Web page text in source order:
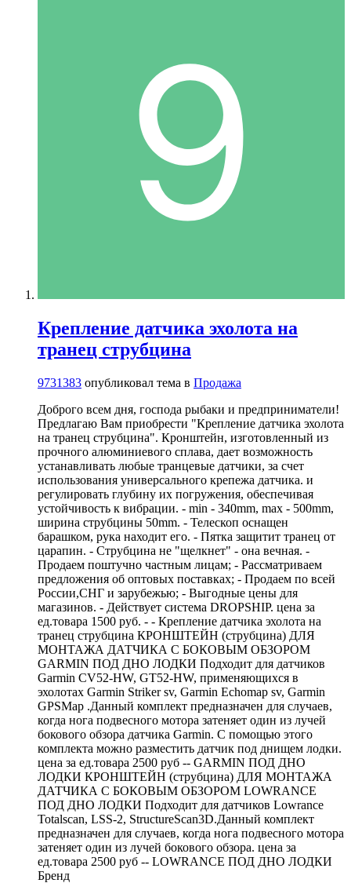
Крепление датчика эхолота на
транец струбцина
9731383 опубликовал тема в Продажа
Доброго всем дня, господа рыбаки и предприниматели!
Предлагаю Вам приобрести "Крепление датчика эхолота
на транец струбцина". Кронштейн, изготовленный из
прочного алюминиевого сплава, дает возможность
устанавливать любые транцевые датчики, за счет
использования универсального крепежа датчика. и
регулировать глубину их погружения, обеспечивая
устойчивость к вибрации. - min - 340mm, max - 500mm,
ширина струбцины 50mm. - Телескоп оснащен
барашком, рука находит его. - Пятка защитит транец от
царапин. - Струбцина не "щелкнет" - она вечная. -
Продаем поштучно частным лицам; - Рассматриваем
предложения об оптовых поставках; - Продаем по всей
России,СНГ и зарубежью; - Выгодные цены для
магазинов. - Действует система DROPSHIP. цена за
ед.товара 1500 руб. - - Крепление датчика эхолота на
транец струбцина КРОНШТЕЙН (струбцина) ДЛЯ
МОНТАЖА ДАТЧИКА С БОКОВЫМ ОБЗОРОМ
GARMIN ПОД ДНО ЛОДКИ Подходит для датчиков
Garmin CV52-HW, GT52-HW, применяющихся в
эхолотах Garmin Striker sv, Garmin Echomap sv, Garmin
GPSMap .Данный комплект предназначен для случаев,
когда нога подвесного мотора затеняет один из лучей
бокового обзора датчика Garmin. С помощью этого
комплекта можно разместить датчик под днищем лодки.
цена за ед.товара 2500 руб -- GARMIN ПОД ДНО
ЛОДКИ КРОНШТЕЙН (струбцина) ДЛЯ МОНТАЖА
ДАТЧИКА С БОКОВЫМ ОБЗОРОМ LOWRANCE
ПОД ДНО ЛОДКИ Подходит для датчиков Lowrance
Totalscan, LSS-2, StructureScan3D.Данный комплект
предназначен для случаев, когда нога подвесного мотора
затеняет один из лучей бокового обзора. цена за
ед.товара 2500 руб -- LOWRANCE ПОД ДНО ЛОДКИ
Бренд